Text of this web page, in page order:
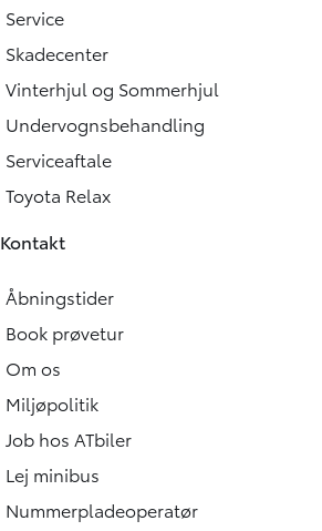
Service
Skadecenter
Vinterhjul og Sommerhjul
Undervognsbehandling
Serviceaftale
Toyota Relax
Kontakt
Åbningstider
Book prøvetur
Om os
Miljøpolitik
Job hos ATbiler
Lej minibus
Nummerpladeoperatør